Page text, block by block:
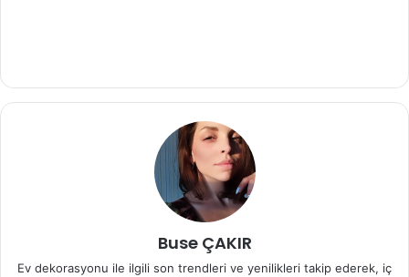
Buse ÇAKIR
Ev dekorasyonu ile ilgili son trendleri ve yenilikleri takip ederek, iç